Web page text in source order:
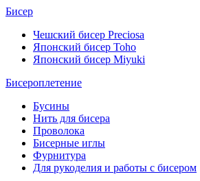
Бисер
Чешский бисер Preciosa
Японский бисер Toho
Японский бисер Miyuki
Бисероплетение
Бусины
Нить для бисера
Проволока
Бисерные иглы
Фурнитура
Для рукоделия и работы с бисером